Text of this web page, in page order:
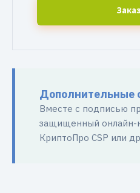
Дополнительные
Вместе с подписью
защищенный онлайн-
КриптоПро CSP или